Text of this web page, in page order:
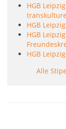
HGB
HGB
HGB
HGB
Alle